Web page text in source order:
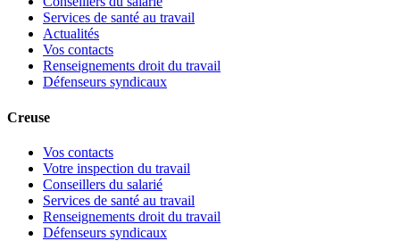
Services de santé au travail
Actualités
Vos contacts
Renseignements droit du travail
Défenseurs syndicaux
Creuse
Vos contacts
Votre inspection du travail
Conseillers du salarié
Services de santé au travail
Renseignements droit du travail
Défenseurs syndicaux